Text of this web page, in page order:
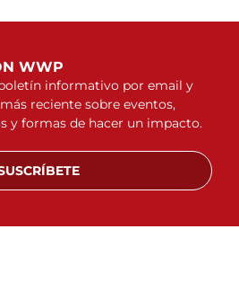
WWP
informativo por email y
reciente sobre eventos,
y formas de hacer un impacto.